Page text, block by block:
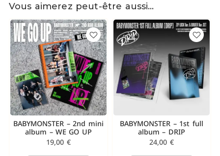
Vous aimerez peut-être aussi…
BABYMONSTER – 2nd mini
album – WE GO UP
19,00 €
BABYMONSTER – 1st full
album – DRIP
24,00 €